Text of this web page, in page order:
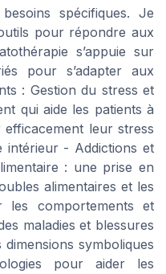
spécifiques. Je
pour répondre aux
s’appuie sur
pour s’adapter aux
: Gestion du stress et
qui aide les patients à
leur stress
- Addictions et
: une prise en
alimentaires et les
les comportements et
maladies et blessures
symboliques
pour aider les